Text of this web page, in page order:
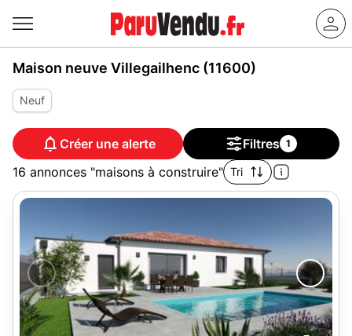
Maison neuve Villegailhenc (11600)
Neuf
Créer une alerte Filtres 1
16 annonces "maisons à construire" Tri